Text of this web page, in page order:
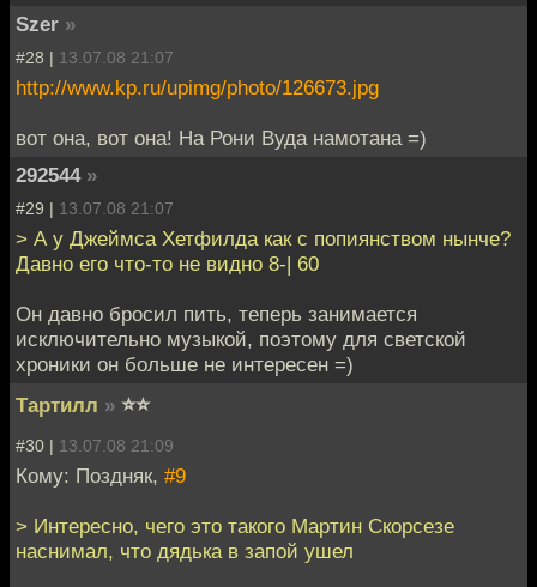
Szer »
#28 | 13.07.08 21:07
http://www.kp.ru/upimg/photo/126673.jpg
вот она, вот она! На Рони Вуда намотана =)
292544 »
#29 | 13.07.08 21:07
> А у Джеймса Хетфилда как с попиянством нынче?
Давно его что-то не видно 8-| 60
Он давно бросил пить, теперь занимается
исключительно музыкой, поэтому для светской
хроники он больше не интересен =)
Тартилл » ⭐⭐
#30 | 13.07.08 21:09
Кому: Поздняк, #9
> Интересно, чего это такого Мартин Скорсезе
наснимал, что дядька в запой ушел